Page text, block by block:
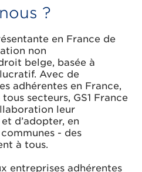
?
en France de
non
belge, basée à
Avec de
adhérentes en France,
secteurs, GS1 France
leur
d’adopter, en
- des
à tous.
entreprises adhérentes